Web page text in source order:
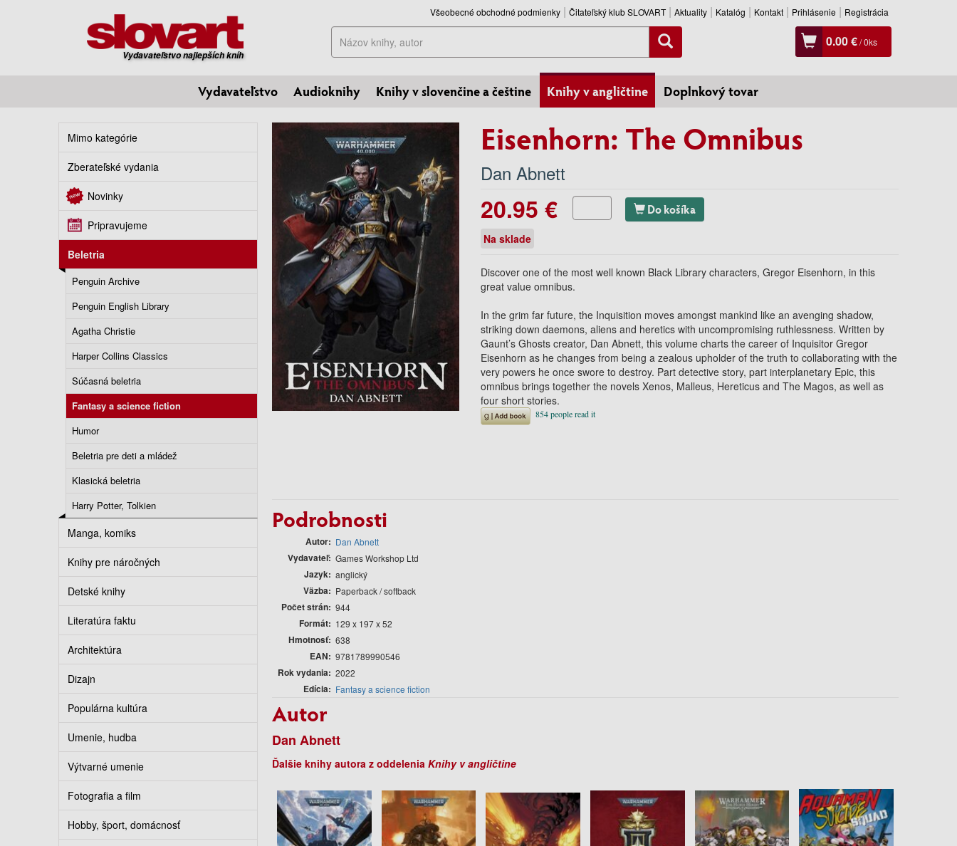
Vydavateľstvo najlepších kníh
Všeobecné obchodné podmienky Čitateľský klub SLOVART Aktuality Katalóg Kontakt Prihlásenie Registrácia
Hľadať 0.00 €/0ks
Vydavateľstvo Audioknihy Knihy v slovenčine a češtine Knihy v angličtine Doplnkový tovar
Mimo kategórie
Zberateľské vydania
Novinky
Pripravujeme
Beletria
Penguin Archive
Penguin English Library
Agatha Christie
Harper Collins Classics
Súčasná beletria
Fantasy a science fiction
Humor
Beletria pre deti a mládež
Klasická beletria
Harry Potter, Tolkien
Manga, komiks
Knihy pre náročných
Detské knihy
Literatúra faktu
Architektúra
Dizajn
Populárna kultúra
Umenie, hudba
Výtvarné umenie
Fotografia a film
Hobby, šport, domácnosť
Eisenhorn: The Omnibus
Dan Abnett
20.95 € Do košíka
Na sklade
Discover one of the most well known Black Library characters, Gregor Eisenhorn, in this
great value omnibus.
In the grim far future, the Inquisition moves amongst mankind like an avenging shadow,
striking down daemons, aliens and heretics with uncompromising ruthlessness. Written by
Gaunt’s Ghosts creator, Dan Abnett, this volume charts the career of Inquisitor Gregor
Eisenhorn as he changes from being a zealous upholder of the truth to collaborating with the
very powers he once swore to destroy. Part detective story, part interplanetary Epic, this
omnibus brings together the novels Xenos, Malleus, Hereticus and The Magos, as well as
four short stories.
Podrobnosti
Autor Dan Abnett
Vydavateľ Games Workshop Ltd
Jazyk anglický
Väzba Paperback / softback
Počet strán 944
Formát 129 x 197 x 52
Hmotnosť 638
EAN 9781789990546
Rok vydania 2022
Edícia Fantasy a science fiction
Autor
Dan Abnett
Ďalšie knihy autora z oddelenia Knihy v angličtine